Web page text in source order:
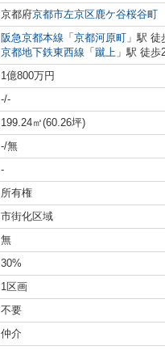
京都府京都市左京区鹿ケ谷桜谷町
阪急京都本線 「 京都河原町 」駅 徒
京都地下鉄東西線 「 蹴上 」駅 徒歩
1億800万円
-/-
199.24㎡(60.26坪)
-/無
-
所有権
市街化区域
無
30%
1区画
不要
仲介